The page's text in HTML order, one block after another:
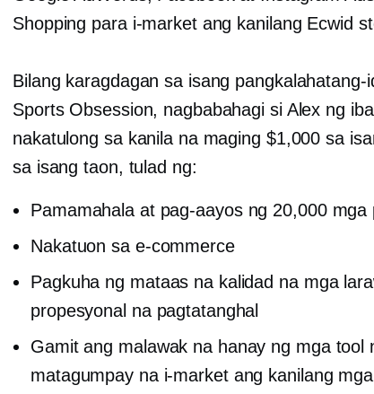
Shopping para i-market ang kanilang Ecwid
Bilang karagdagan sa isang
Sports Obsession, nagbabahagi si Alex ng
nakatulong sa kanila na maging $1,000 sa
sa isang taon, tulad ng:
Pamamahala at pag-aayos ng 20,000 mga
Nakatuon sa e-commerce
Pagkuha ng mataas na kalidad na mga
propesyonal na pagtatanghal
Gamit ang malawak na hanay ng mga tool
matagumpay na i-market ang kanilang